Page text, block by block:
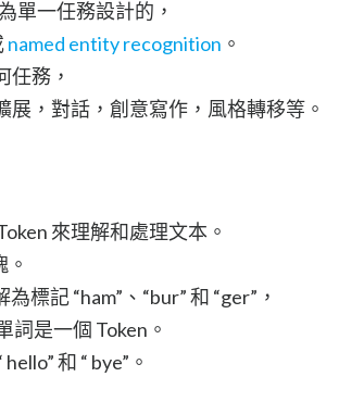
單一任務設計的，
named entity recognition 。
任務，
，對話，創意寫作，風格轉移等。
來理解和處理文本。
標記 “ham”、“bur” 和 “ger”，
詞是一個 Token。
和 “ bye”。